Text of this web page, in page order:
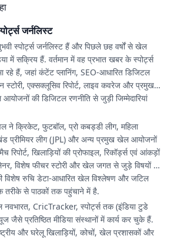
जर्नलिस्ट
स्पोर्ट्स जर्नलिस्ट हैं और पिछले छह वर्षों से खेल
में सक्रिय हैं. वर्तमान में वह प्रभात खबर के स्पोर्ट्स
रहे हैं, जहां कंटेंट प्लानिंग, SEO-आधारित डिजिटल
एक्सक्लूसिव रिपोर्ट, लाइव कवरेज और प्रमुख
आयोजनों की डिजिटल रणनीति से जुड़ी जिम्मेदारियां
ने क्रिकेट, फुटबॉल, प्रो कबड्डी लीग, महिला
प्रीमियर लीग (JPL) और अन्य प्रमुख खेल आयोजनों
खिलाड़ियों की प्रोफाइल, रिकॉर्ड्स एवं आंकड़ों
विशेष फीचर स्टोरी और खेल जगत से जुड़े विषयों पर
रुचि डेटा-आधारित खेल विश्लेषण और जटिल
तरीके से पाठकों तक पहुंचाने में है.
CricTracker, स्पोर्ट्स तक (इंडिया टुडे
जैसे प्रतिष्ठित मीडिया संस्थानों में कार्य कर चुके हैं.
और घरेलू खिलाड़ियों, कोचों, खेल प्रशासकों और